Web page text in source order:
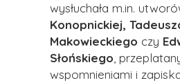
wysłuchała m.in.
Konopnickiej,
Makowieckiego czy
Słońskiego ,
wspomnieniami i